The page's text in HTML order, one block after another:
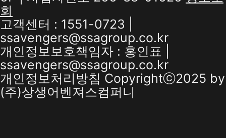
회
고객센터 : 1551-0723 |
ssavengers@ssagroup.co.kr
개인정보보호책임자 : 홍인표 |
ssavengers@ssagroup.co.kr
개인정보처리방침 Copyrightⓒ2025 by
(주)상생어벤져스컴퍼니